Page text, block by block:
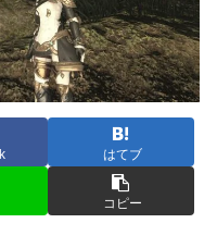
はてブ
コピー